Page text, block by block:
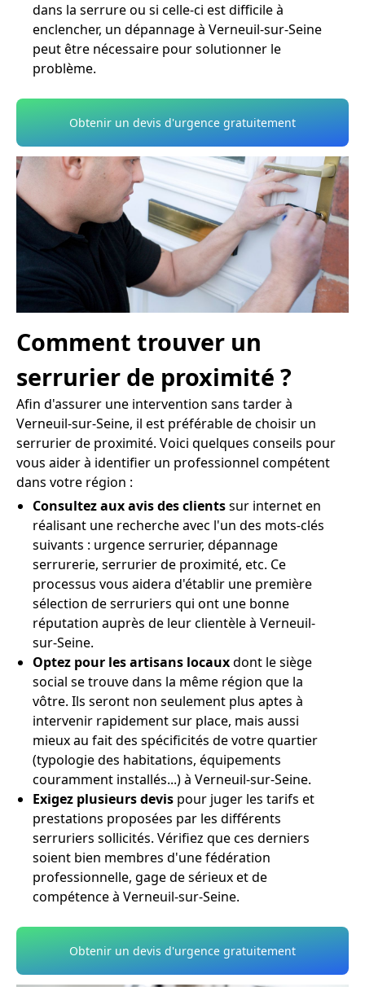
dans la serrure ou si celle-ci est difficile à
enclencher, un dépannage à Verneuil-sur-Seine
peut être nécessaire pour solutionner le
problème.
Obtenir un devis d'urgence gratuitement
Comment trouver un
serrurier de proximité ?
Afin d'assurer une intervention sans tarder à
Verneuil-sur-Seine, il est préférable de choisir un
serrurier de proximité. Voici quelques conseils pour
vous aider à identifier un professionnel compétent
dans votre région :
Consultez aux avis des clientssur internet en
réalisant une recherche avec l'un des mots-clés
suivants : urgence serrurier, dépannage
serrurerie, serrurier de proximité, etc. Ce
processus vous aidera d'établir une première
sélection de serruriers qui ont une bonne
réputation auprès de leur clientèle à Verneuil-
sur-Seine.
Optez pour les artisans locauxdont le siège
social se trouve dans la même région que la
vôtre. Ils seront non seulement plus aptes à
intervenir rapidement sur place, mais aussi
mieux au fait des spécificités de votre quartier
(typologie des habitations, équipements
couramment installés...) à Verneuil-sur-Seine.
Exigez plusieurs devis pour juger les tarifs et
prestations proposées par les différents
serruriers sollicités. Vérifiez que ces derniers
soient bien membres d'une fédération
professionnelle, gage de sérieux et de
compétence à Verneuil-sur-Seine.
Obtenir un devis d'urgence gratuitement